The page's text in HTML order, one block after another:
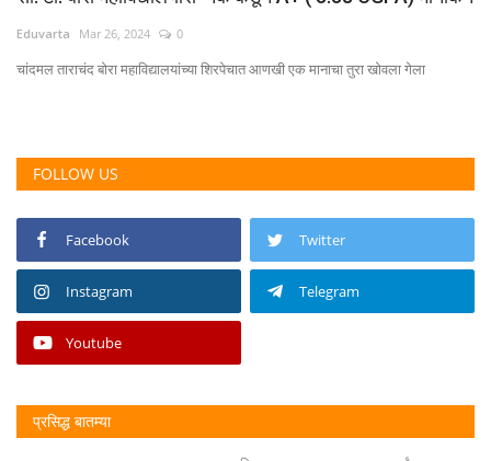
Eduvarta Mar 26, 2024 0
चांदमल ताराचंद बोरा महाविद्यालयांच्या शिरपेचात आणखी एक मानाचा तुरा खोवला गेला
FOLLOW US
Facebook Twitter
Instagram Telegram
Youtube
प्रसिद्ध बातम्या